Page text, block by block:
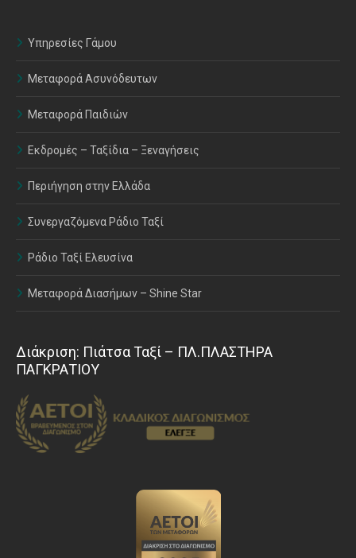
Υπηρεσίες Γάμου
Μεταφορά Ασυνόδευτων
Μεταφορά Παιδιών
Εκδρομές – Ταξίδια – Ξεναγήσεις
Περιήγηση στην Ελλάδα
Συνεργαζόμενα Ράδιο Ταξί
Ράδιο Ταξί Ελευσίνα
Μεταφορά Διασήμων – Shine Star
Διάκριση: Πιάτσα Ταξί – ΠΛ.ΠΛΑΣΤΗΡΑ
ΠΑΓΚΡΑΤΙΟΥ